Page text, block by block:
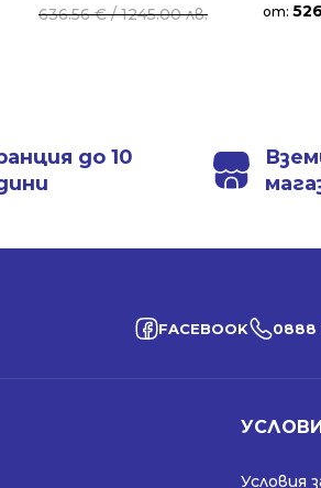
636.56€/ 1245.00 лв.
price
price
от:
до 10
FACEBOOK 0888
Условия